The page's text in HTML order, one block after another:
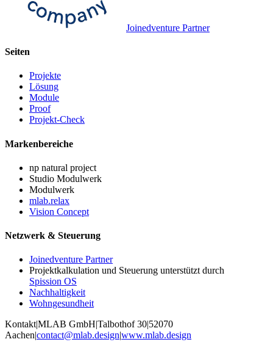
Joinedventure Partner
Seiten
Projekte
Lösung
Module
Proof
Projekt-Check
Markenbereiche
np natural project
Studio Modulwerk
Modulwerk
mlab.relax
Vision Concept
Netzwerk & Steuerung
Joinedventure Partner
Projektkalkulation und Steuerung unterstützt durch
Spission OS
Nachhaltigkeit
Wohngesundheit
Kontakt|MLAB GmbH|Talbothof 30|52070
Aachen|contact@mlab.design|www.mlab.design